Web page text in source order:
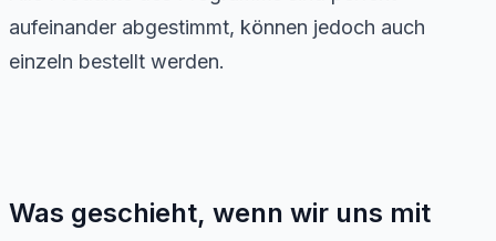
aufeinander abgestimmt, können jedoch auch
einzeln bestellt werden.
Was geschieht, wenn wir uns mit